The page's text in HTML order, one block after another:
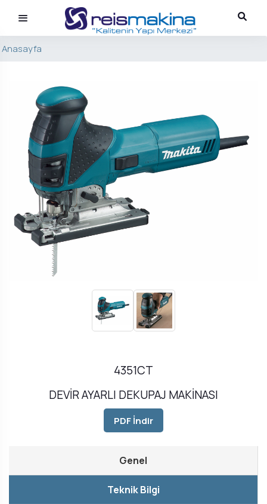
Anasayfa
4351CT
DEVİR AYARLI DEKUPAJ MAKİNASI
PDF İndir
Genel
Teknik Bilgi